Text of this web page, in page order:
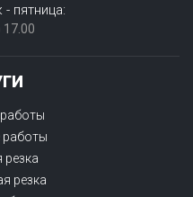
пятница:
17.00
работы
резка
резка